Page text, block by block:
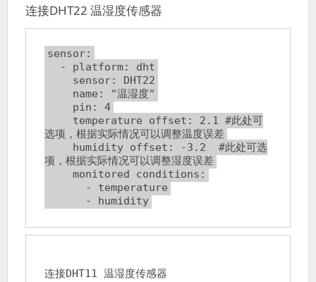
连接DHT22 温湿度传感器
sensor:
  - platform: dht
    sensor: DHT22
    name: "温湿度"
    pin: 4
选项，根据实际情况可以调整温度误差
项，根据实际情况可以调整湿度误差
    monitored_conditions:
      - temperature
      - humidity
连接DHT11 温湿度传感器